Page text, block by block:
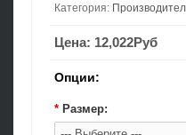
Категория:
Цена: 12,022Руб
Опции:
* Размер: